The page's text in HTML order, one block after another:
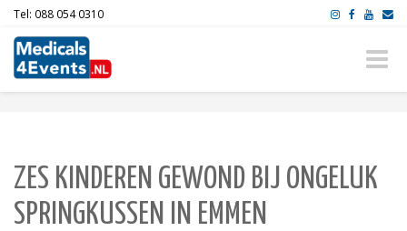
Tel: 088 054 0310
Toggle
ZES KINDEREN GEWOND BIJ ONGELUK
SPRINGKUSSEN IN EMMEN